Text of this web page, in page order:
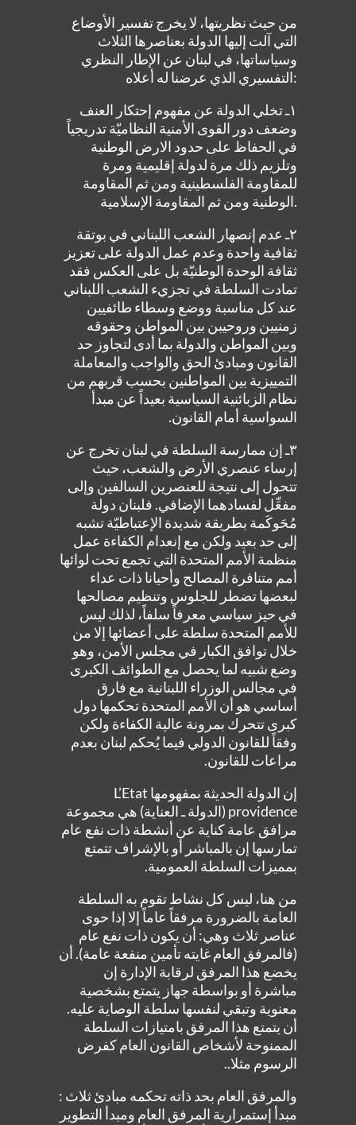
من حيث نظريتها، لا يخرج تفسير الأوضاع
التي آلت إليها الدولة بعناصرها الثلاث
وسياساتها، في لبنان عن الإطار النظري
التفسيري الذي عرضنا له أعلاه:
١ـ تخلي الدولة عن مفهوم إحتكار العنف
وضعف دور القوى الأمنية النظاميّة تدريجياً
في الحفاظ على حدود الارض الوطنية
وتلزيم ذلك مرة لدولة إقليمية ومرة
للمقاومة الفلسطينية ومن ثم المقاومة
الوطنية ومن ثم المقاومة الإسلامية.
٢ـ عدم إنصهار الشعب اللبناني في بوتقة
ثقافية واحدة وعدم عمل الدولة على تعزيز
ثقافة الوحدة الوطنيّة بل على العكس فقد
تمادت السلطة في تجزيء الشعب اللبناني
عند كل مناسبة ووضع وسطاء طائفيين
زمنيين وروحيبن بين المواطن وحقوقه
وبين المواطن والدولة بما أدى لتجاوز حد
القانون ومبادئ الحق والواجب والمعاملة
التمييزية بين المواطنين بحسب قربهم من
نظام الزبائنية السياسية بعيداً عن مبدأ
السواسية أمام القانون.
٣ـ إن ممارسة السلطة في لبنان تخرج عن
إرساء عنصري الأرض والشعب، حيث
تتحول إلى نتيجة للعنصرين السالفين وإلى
مفعِّل لفسادهما الإضافي. فلبنان دولة
مُحَوكَمة بطريقة شديدة الإعتباطيّة تشبه
إلى حد بعيد ولكن مع إنعدام الكفاءة عمل
منظمة الأمم المتحدة التي تجمع تحت لوائها
أمم متنافرة المصالح وأحيانا ذات عداء
لبعضها تضطر للجلوس وتنظيم مصالحها
في حيز سياسي معرفاً سلفاً، لذلك ليس
للأمم المتحدة سلطة على أعضائها إلا من
خلال توافق الكبار في مجلس الأمن، وهو
وضع شبيه لما يحصل مع الطوائف الكبرى
في مجالس الوزراء اللبنانية مع فارق
أساسي هو أن الأمم المتحدة تحكمها دول
كبرى تتحرك بمرونة عالية الكفاءة ولكن
وفقاً للقانون الدولي فيما يُحكم لبنان بعدم
مراعات للقانون.
إن الدولة الحديثة بمفهومها L’Etat
providence (الدولة ـ العناية) هي مجموعة
مرافق عامة كناية عن أنشطة ذات نفع عام
تمارسها إن بالمباشر أو بالإشراف تتمتع
بمميزات السلطة العمومية.
من هنا، ليس كل نشاط تقوم به السلطة
العامة بالضرورة مرفقاً عاماً إلا إذا حوى
عناصر ثلاث وهي: أن يكون ذات نفع عام
(فالمرفق العام غايته تأمين منفعة عامة). أن
يخضع هذا المرفق لرقابة الإدارة إن
مباشرة أو بواسطة جهاز يتمتع بشخصية
معنوية وتبقي لنفسها سلطة الوصاية عليه.
أن يتمتع هذا المرفق بامتيازات السلطة
الممنوحة لأشخاص القانون العام كفرض
الرسوم مثلا..
والمرفق العام بحد ذاته تحكمه مبادئ ثلاث :
مبدأ إستمرارية المرفق العام ومبدأ التطوير